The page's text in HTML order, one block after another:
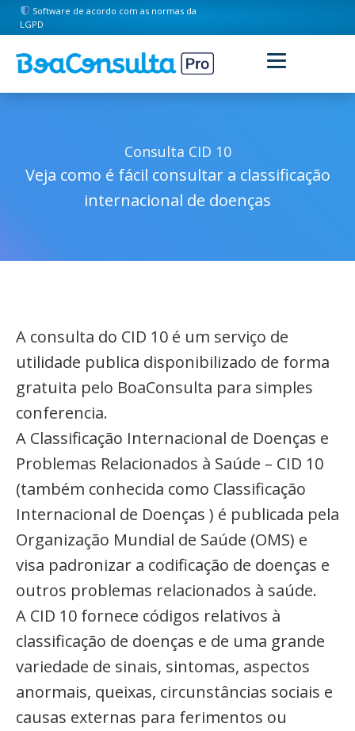
Software de acordo com as normas da
LGPD
Consulta CID 10
Veja como é fácil consultar a classificação
internacional de doenças
A consulta do CID 10 é um serviço de
utilidade publica disponibilizado de forma
gratuita pelo BoaConsulta para simples
conferencia.
A Classificação Internacional de Doenças e
Problemas Relacionados à Saúde – CID 10
(também conhecida como Classificação
Internacional de Doenças ) é publicada pela
Organização Mundial de Saúde (OMS) e
visa padronizar a codificação de doenças e
outros problemas relacionados à saúde.
A CID 10 fornece códigos relativos à
classificação de doenças e de uma grande
variedade de sinais, sintomas, aspectos
anormais, queixas, circunstâncias sociais e
causas externas para ferimentos ou